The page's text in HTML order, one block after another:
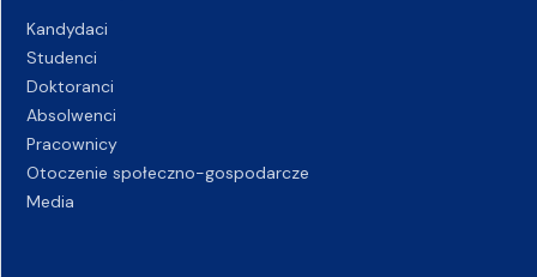
Kandydaci
Studenci
Doktoranci
Absolwenci
Pracownicy
Otoczenie społeczno-gospodarcze
Media